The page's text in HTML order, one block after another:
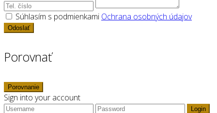
Súhlasím s podmienkami Ochrana osobných údajov
Odoslať
Porovnať
Porovnanie
Sign into your account
Login